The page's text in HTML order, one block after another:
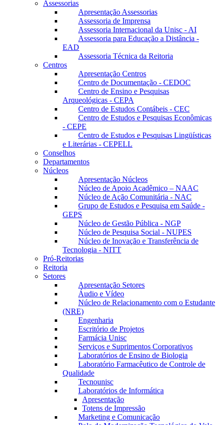
Assessorias
Apresentação Assessorias
Assessoria de Imprensa
Assessoria Internacional da Unisc - AI
Assessoria para Educação a Distância -
EAD
Assessoria Técnica da Reitoria
Centros
Apresentação Centros
Centro de Documentação - CEDOC
Centro de Ensino e Pesquisas
Arqueológicas - CEPA
Centro de Estudos Contábeis - CEC
Centro de Estudos e Pesquisas Econômicas
- CEPE
Centro de Estudos e Pesquisas Lingüísticas
e Literárias - CEPELL
Conselhos
Departamentos
Núcleos
Apresentação Núcleos
Núcleo de Apoio Acadêmico – NAAC
Núcleo de Ação Comunitária - NAC
Grupo de Estudos e Pesquisa em Saúde -
GEPS
Núcleo de Gestão Pública - NGP
Núcleo de Pesquisa Social - NUPES
Núcleo de Inovação e Transferência de
Tecnologia - NITT
Pró-Reitorias
Reitoria
Setores
Apresentação Setores
Áudio e Vídeo
Núcleo de Relacionamento com o Estudante
(NRE)
Engenharia
Escritório de Projetos
Farmácia Unisc
Serviços e Suprimentos Corporativos
Laboratórios de Ensino de Biologia
Laboratório Farmacêutico de Controle de
Qualidade
Tecnounisc
Laboratórios de Informática
Apresentação
Totens de Impressão
Marketing e Comunicação